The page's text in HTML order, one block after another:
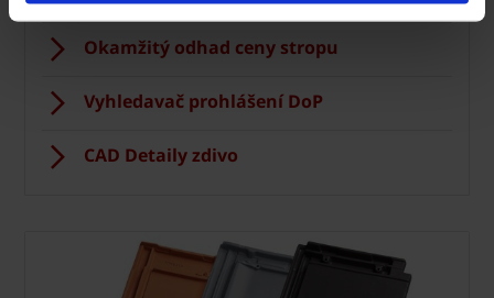
Okamžitý odhad ceny stropu
Vyhledavač prohlášení DoP
CAD Detaily zdivo